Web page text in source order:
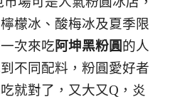
檬冰、酸梅冰及夏季限
次來吃阿坤黑粉圓的人
不同配料，粉圓愛好者
就對了，又大又Q，炎